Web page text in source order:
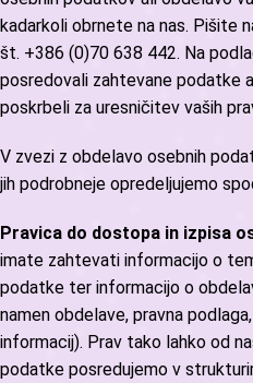
kadarkoli obrnete na nas. Pišite
št. +386 (0)70 638 442. Na
posredovali zahtevane podatke
poskrbeli za uresničitev vaših
V zvezi z obdelavo osebnih
jih podrobneje opredeljujemo
Pravica do dostopa in izpisa
imate zahtevati informacijo o
podatke ter informacijo o
namen obdelave, pravna
informacij). Prav tako lahko od
podatke posredujemo v